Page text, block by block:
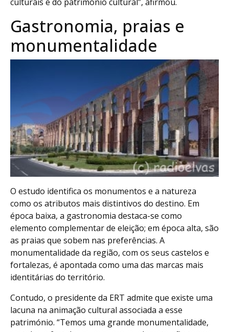
culturais e do património cultural”, afirmou.
Gastronomia, praias e
monumentalidade
O estudo identifica os monumentos e a natureza
como os atributos mais distintivos do destino. Em
época baixa, a gastronomia destaca-se como
elemento complementar de eleição; em época alta, são
as praias que sobem nas preferências. A
monumentalidade da região, com os seus castelos e
fortalezas, é apontada como uma das marcas mais
identitárias do território.
Contudo, o presidente da ERT admite que existe uma
lacuna na animação cultural associada a esse
património. “Temos uma grande monumentalidade,